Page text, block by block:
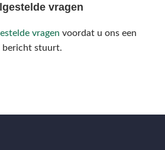
vragen
vragen voordat u ons een
bericht stuurt.